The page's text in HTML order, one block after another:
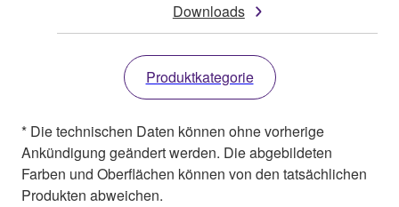
Downloads
Produktkategorie
* Die technischen Daten können ohne vorherige
Ankündigung geändert werden. Die abgebildeten
Farben und Oberflächen können von den tatsächlichen
Produkten abweichen.